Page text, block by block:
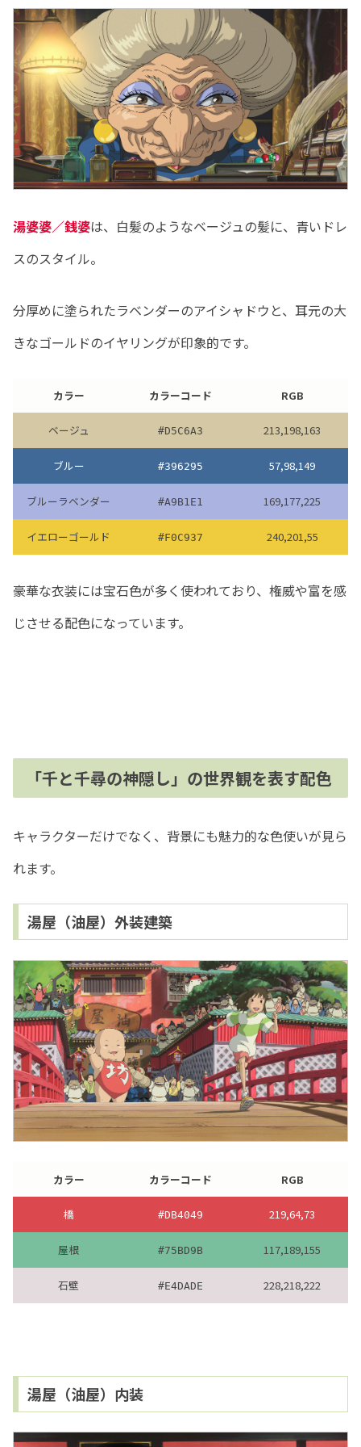
湯婆婆／銭婆は、白髪のようなベージュの髪に、青いドレ
スのスタイル。
分厚めに塗られたラベンダーのアイシャドウと、耳元の大
きなゴールドのイヤリングが印象的です。
カラー カラーコード RGB
ベージュ #D5C6A3 213,198,163
ブルー #396295 57,98,149
ブルーラベンダー #A9B1E1 169,177,225
イエローゴールド #F0C937 240,201,55
豪華な衣装には宝石色が多く使われており、権威や富を感
じさせる配色になっています。
「千と千尋の神隠し」の世界観を表す配色
キャラクターだけでなく、背景にも魅力的な色使いが見ら
れます。
湯屋（油屋）外装建築
カラー カラーコード RGB
橋 #DB4049 219,64,73
屋根 #75BD9B 117,189,155
石壁 #E4DADE 228,218,222
湯屋（油屋）内装